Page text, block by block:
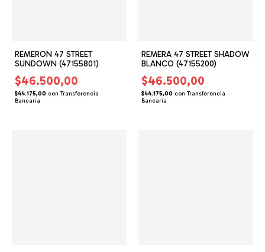
REMERON 47 STREET
SUNDOWN (47155801)
$46.500,00
$44.175,00 con Transferencia
Bancaria
REMERA 47 STREET SHADOW
BLANCO (47155200)
$46.500,00
$44.175,00 con Transferencia
Bancaria